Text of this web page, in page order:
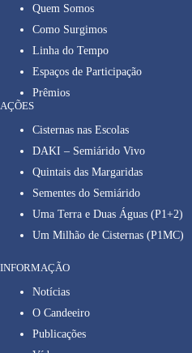
Quem Somos
Como Surgimos
Linha do Tempo
Espaços de Participação
Prêmios
AÇÕES
Cisternas nas Escolas
DAKI – Semiárido Vivo
Quintais das Margaridas
Sementes do Semiárido
Uma Terra e Duas Águas (P1+2)
Um Milhão de Cisternas (P1MC)
INFORMAÇÃO
Notícias
O Candeeiro
Publicações